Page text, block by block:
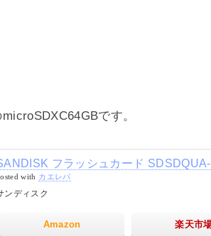
です。
フラッシュカード
with カエレバ
ンディスク
Amazon 楽天市